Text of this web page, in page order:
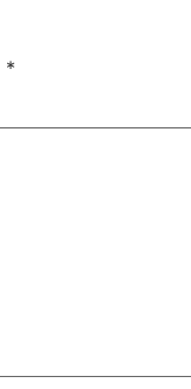
*